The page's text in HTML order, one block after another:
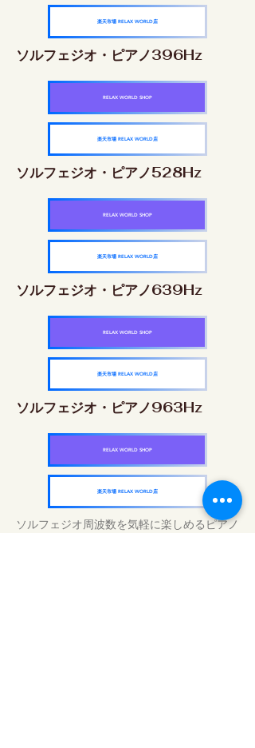
楽天市場 RELAX WORLD店
ソルフェジオ・ピアノ396Hz
RELAX WORLD SHOP
楽天市場 RELAX WORLD店
ソルフェジオ・ピアノ528Hz
RELAX WORLD SHOP
楽天市場 RELAX WORLD店
ソルフェジオ・ピアノ639Hz
RELAX WORLD SHOP
楽天市場 RELAX WORLD店
ソルフェジオ・ピアノ963Hz
RELAX WORLD SHOP
楽天市場 RELAX WORLD店
ソルフェジオ周波数を気軽に楽しめるピアノ